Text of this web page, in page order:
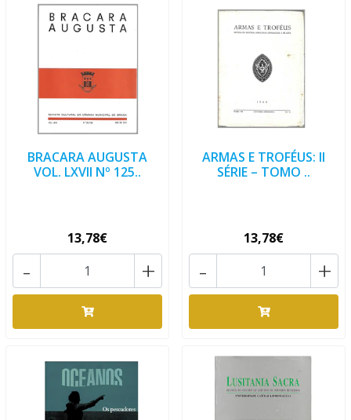
BRACARA AUGUSTA
VOL. LXVII Nº 125..
13,78€
+
-
ARMAS E TROFÉUS: II
SÉRIE – TOMO ..
13,78€
+
-